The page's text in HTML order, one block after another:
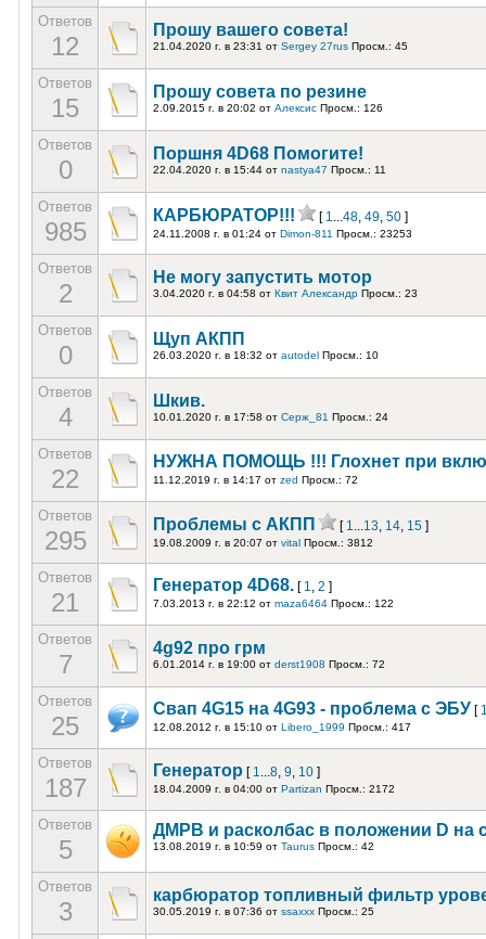
Ответов
12
Прошу вашего совета!
21.04.2020 г. в 23:31 от Sergey 27rus Просм.: 45
Ответов
15
Прошу совета по резине
2.09.2015 г. в 20:02 от Алексис Просм.: 126
Ответов
0
Поршня 4D68 Помогите!
22.04.2020 г. в 15:44 от nastya47 Просм.: 11
Ответов
985
КАРБЮРАТОР!!! [ 1...48, 49, 50 ]
24.11.2008 г. в 01:24 от Dimon-811 Просм.: 23253
Ответов
2
Не могу запустить мотор
3.04.2020 г. в 04:58 от Квит Александр Просм.: 23
Ответов
0
Щуп АКПП
26.03.2020 г. в 18:32 от autodel Просм.: 10
Ответов
4
Шкив.
10.01.2020 г. в 17:58 от Серж_81 Просм.: 24
Ответов
22
НУЖНА ПОМОЩЬ !!! Глохнет при
11.12.2019 г. в 14:17 от zed Просм.: 72
Ответов
295
Проблемы с АКПП [ 1...13, 14, 15 ]
19.08.2009 г. в 20:07 от vital Просм.: 3812
Ответов
21
Генератор 4D68. [ 1, 2 ]
7.03.2013 г. в 22:12 от maza6464 Просм.: 122
Ответов
7
4g92 про грм
6.01.2014 г. в 19:00 от derst1908 Просм.: 72
Ответов
25
Свап 4G15 на 4G93 - проблема с ЭБУ [
12.08.2012 г. в 15:10 от Libero_1999 Просм.: 417
Ответов
187
Генератор [ 1...8, 9, 10 ]
18.04.2009 г. в 04:00 от Partizan Просм.: 2172
Ответов
5
ДМРВ и расколбас в положении D на
13.08.2019 г. в 10:59 от Taurus Просм.: 42
Ответов
3
карбюратор топливный фильтр
30.05.2019 г. в 07:36 от ssaxxx Просм.: 25